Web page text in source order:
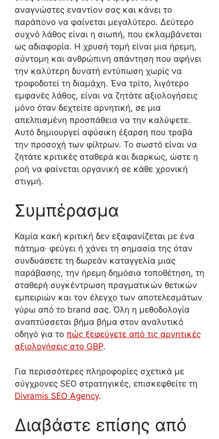
αναγνώστες εναντίον σας και κάνει το
παράπονο να φαίνεται μεγαλύτερο. Δεύτερο
συχνό λάθος είναι η σιωπή, που εκλαμβάνεται
ως αδιαφορία. Η χρυσή τομή είναι μια ήρεμη,
σύντομη και ανθρώπινη απάντηση που αφήνει
την καλύτερη δυνατή εντύπωση χωρίς να
τροφοδοτεί τη διαμάχη. Ένα τρίτο, λιγότερο
εμφανές λάθος, είναι να ζητάτε αξιολογήσεις
μόνο όταν δεχτείτε αρνητική, σε μια
απελπισμένη προσπάθεια να την καλύψετε.
Αυτό δημιουργεί αφύσικη έξαρση που τραβά
την προσοχή των φίλτρων. Το σωστό είναι να
ζητάτε κριτικές σταθερά και διαρκώς, ώστε η
ροή να φαίνεται οργανική σε κάθε χρονική
στιγμή.
Συμπέρασμα
Καμία κακή κριτική δεν εξαφανίζεται με ένα
πάτημα· φεύγει ή χάνει τη σημασία της όταν
συνδυάσετε τη δωρεάν καταγγελία μιας
παράβασης, την ήρεμη δημόσια τοποθέτηση, τη
σταθερή συγκέντρωση πραγματικών θετικών
εμπειριών και τον έλεγχο των αποτελεσμάτων
γύρω από το brand σας. Όλη η μεθοδολογία
αναπτύσσεται βήμα βήμα στον αναλυτικό
οδηγό για το πώς ξεφεύγετε από τις αρνητικές
αξιολογήσεις στο GBP.
Για περισσότερες πληροφορίες σχετικά με
σύγχρονες SEO στρατηγικές, επισκεφθείτε τη
Divramis SEO Agency.
Διαβάστε επίσης από